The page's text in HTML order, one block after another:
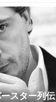
スター列伝